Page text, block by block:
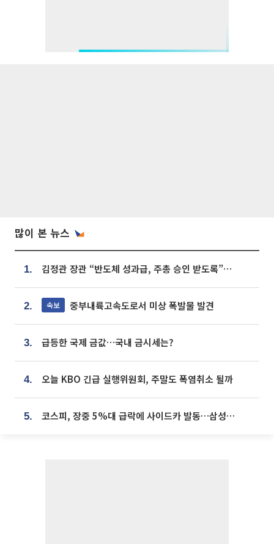
많이 본 뉴스
1. 김정관 장관 “반도체 성과급, 주총 승인 받도록”…상법·자본시장법 개정 시사
2. 속보 중부내륙고속도로서 미상 폭발물 발견
3. 급등한 국제 금값…국내 금시세는?
4. 오늘 KBO 긴급 실행위원회, 주말도 폭염취소 될까
5. 코스피, 장중 5%대 급락에 사이드카 발동…삼성·SK 동반 폭락